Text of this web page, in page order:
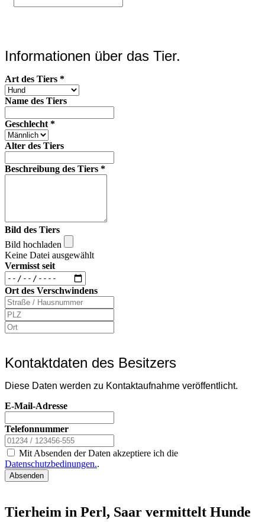
Informationen über das Tier.
Art des Tiers *
Name des Tiers
Geschlecht *
Alter des Tiers
Beschreibung des Tiers *
Bild des Tiers
Bild hochladen
Keine Datei ausgewählt
Vermisst seit
Ort des Verschwindens
Kontaktdaten des Besitzers
Diese Daten werden zu Kontaktaufnahme veröffentlicht.
E-Mail-Adresse
Telefonnummer
Mit Absenden der Daten akzeptiere ich die
Datenschutzbedinungen..
Absenden
Tierheim in Perl, Saar vermittelt Hunde